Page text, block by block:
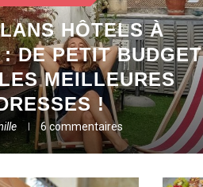
HÔTELS À
DE PETIT BUDGET
MEILLEURES
!
6 commentaires